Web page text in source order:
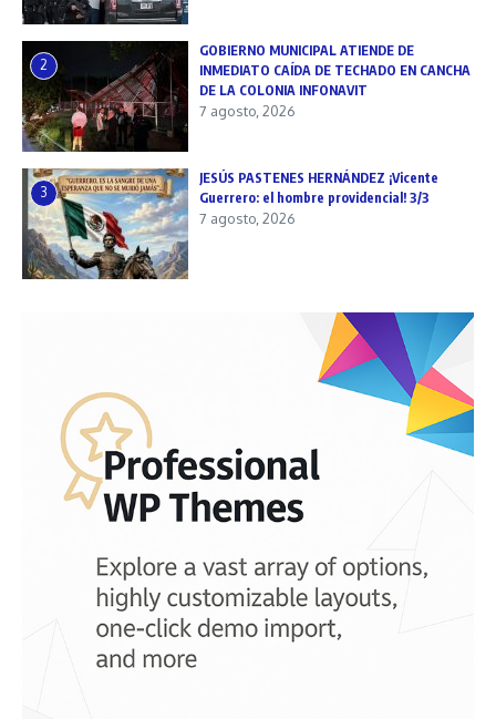
2
GOBIERNO MUNICIPAL ATIENDE DE
INMEDIATO CAÍDA DE TECHADO EN CANCHA
DE LA COLONIA INFONAVIT
7 agosto, 2026
3
JESÚS PASTENES HERNÁNDEZ ¡Vicente
Guerrero: el hombre providencial! 3/3
7 agosto, 2026